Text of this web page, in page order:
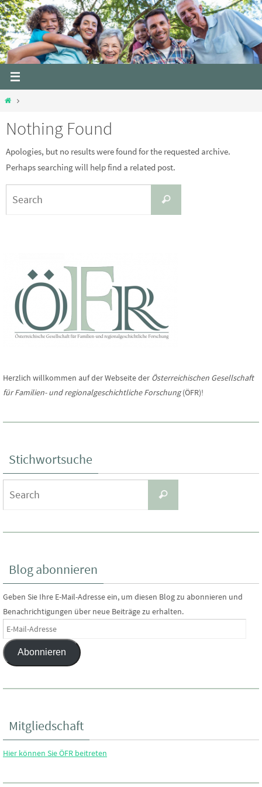
Skip
to
content
Home
Nothing Found
Apologies, but no results were found for the requested archive.
Perhaps searching will help find a related post.
Search
Herzlich willkommen auf der Webseite der Österreichischen Gesellschaft
für Familien- und regionalgeschichtliche Forschung(ÖFR)!
Stichwortsuche
Search
Blog abonnieren
Geben Sie Ihre E-Mail-Adresse ein, um diesen Blog zu abonnieren und
Benachrichtigungen über neue Beiträge zu erhalten.
E-
Mail-
AdresseAbonnieren
Mitgliedschaft
Hier können Sie ÖFR beitreten